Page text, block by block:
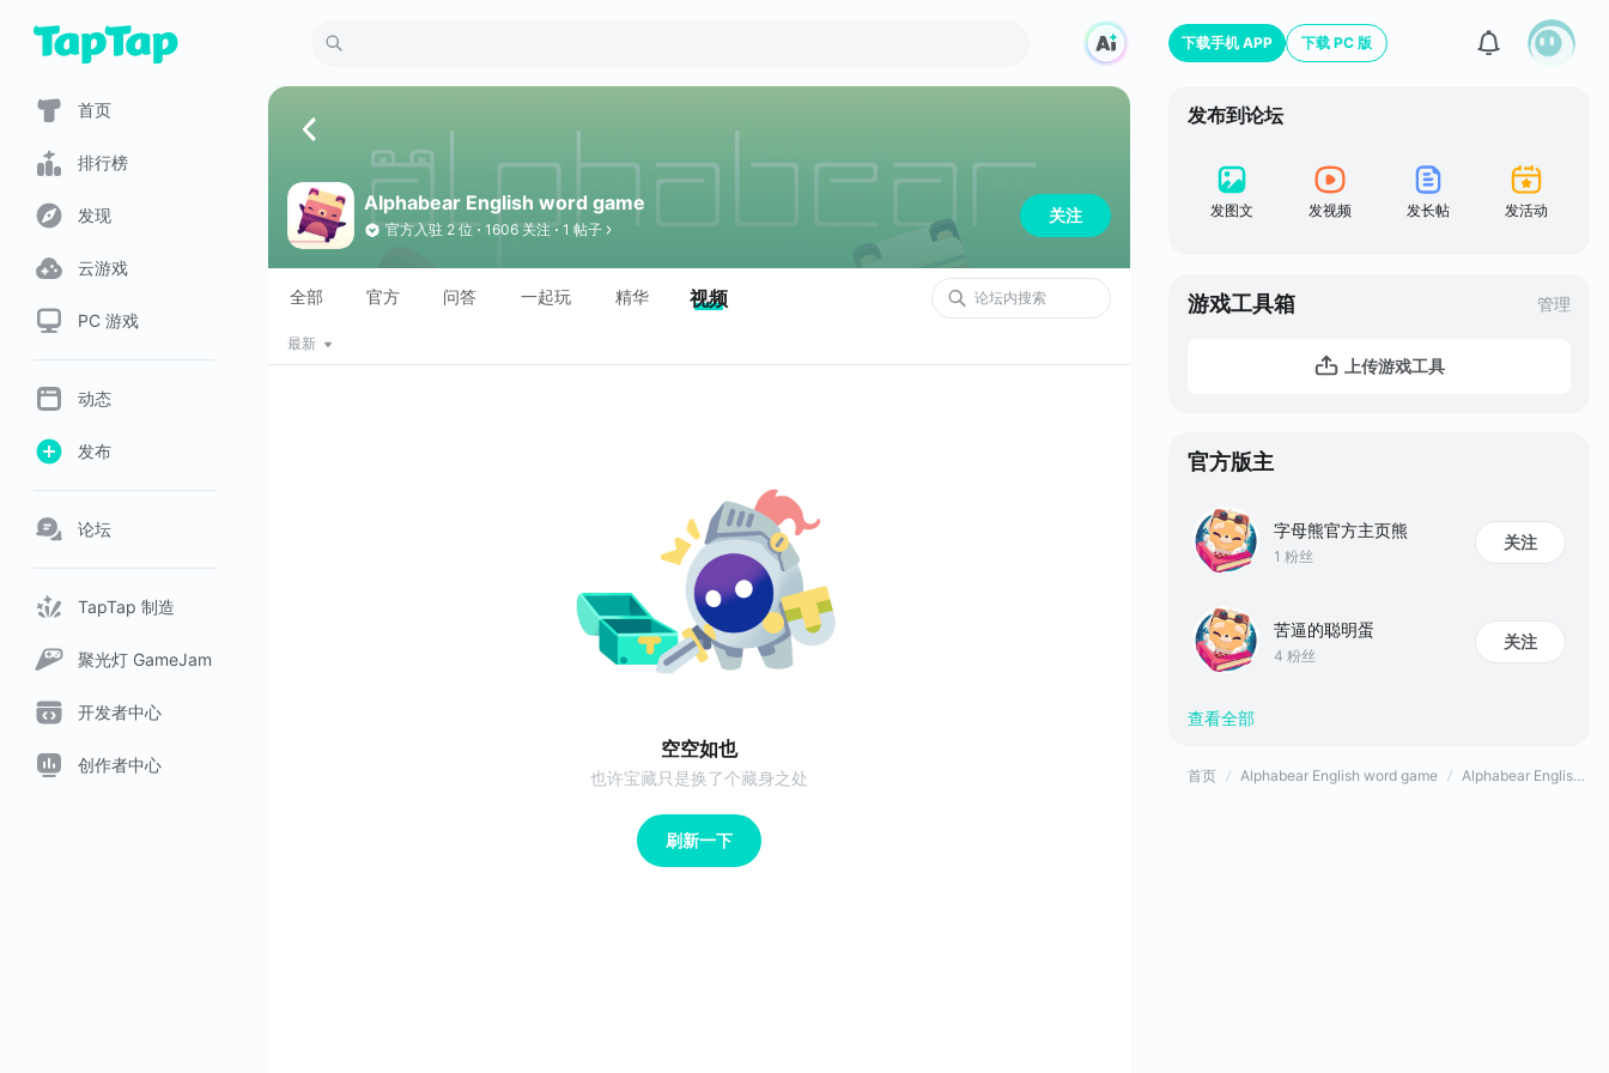
首页
排行榜
发现
云游戏
PC 游戏
动态
发布
论坛
TapTap 制造
聚光灯 GameJam
开发者中心
创作者中心
Alphabear English word game
官方入驻 2 位 1606 关注 1 帖子
关注
全部 官方 问答 一起玩 精华 视频
最新
空空如也
也许宝藏只是换了个藏身之处
刷新一下
下载手机 APP 下载 PC 版
发布到论坛
发图文 发视频 发长帖 发活动
游戏工具箱 管理
上传游戏工具
官方版主
字母熊官方主页熊
1 粉丝
关注
苦逼的聪明蛋
4 粉丝
关注
查看全部
首页 Alphabear English word game Alphabear English word game官方论坛